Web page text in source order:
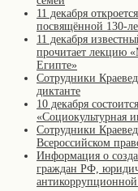
11 декабря
посвящённой 130-
11 декабря
прочитает лекцию
Египте»
Сотрудники
диктанте
10 декабря
«Cоциокультурная
Сотрудники
Всероссийском
Информация о
граждан РФ,